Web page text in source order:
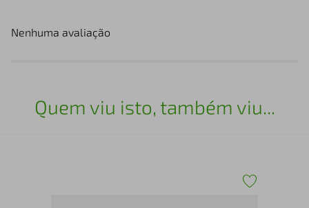
Nenhuma avaliação
Quem viu isto, também viu...